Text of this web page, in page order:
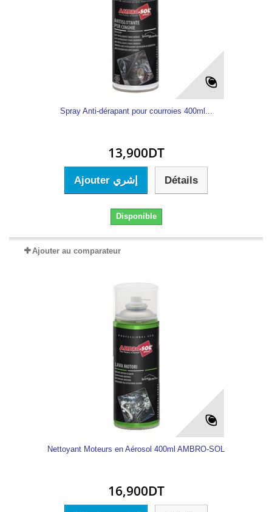
Spray Anti-dérapant pour courroies 400ml...
13,900DT
Ajouter إشري Détails
Disponible
Ajouter au comparateur
Nettoyant Moteurs en Aérosol 400ml AMBRO-SOL
16,900DT